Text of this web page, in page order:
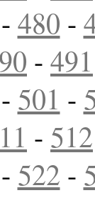
- 480 -
- 491
- 501 -
- 512
- 522 -